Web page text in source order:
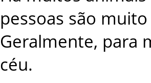
pessoas são muito
Geralmente, para
céu.